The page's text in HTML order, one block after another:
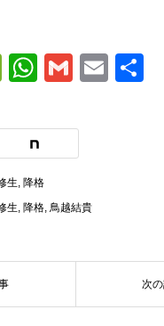
WeChat
WhatsApp
GmailEmail
生, 降格
生, 降格, 鳥越結貴